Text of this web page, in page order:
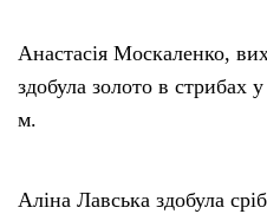
Анастасія Москаленко,
здобула золото в стрибах
м.
Аліна Лавська здобула